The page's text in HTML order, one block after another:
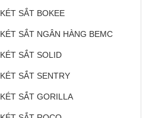
KÉT SẮT BOKEE
KÉT SẮT NGÂN HÀNG BEMC
KÉT SẮT SOLID
KÉT SẮT SENTRY
KÉT SẮT GORILLA